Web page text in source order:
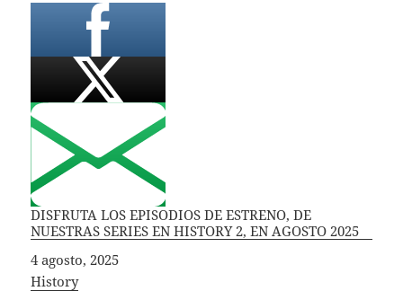
DISFRUTA LOS EPISODIOS DE ESTRENO, DE
NUESTRAS SERIES EN HISTORY 2, EN AGOSTO 2025
Fecha
4 agosto, 2025
In relation to
History